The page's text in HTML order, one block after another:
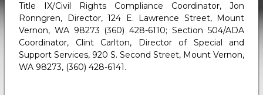
Title IX/Civil Rights Compliance Coordinator, Jon
Ronngren, Director, 124 E. Lawrence Street, Mount
Vernon, WA 98273 (360) 428-6110; Section 504/ADA
Coordinator, Clint Carlton, Director of Special and
Support Services, 920 S. Second Street, Mount Vernon,
WA 98273, (360) 428-6141.